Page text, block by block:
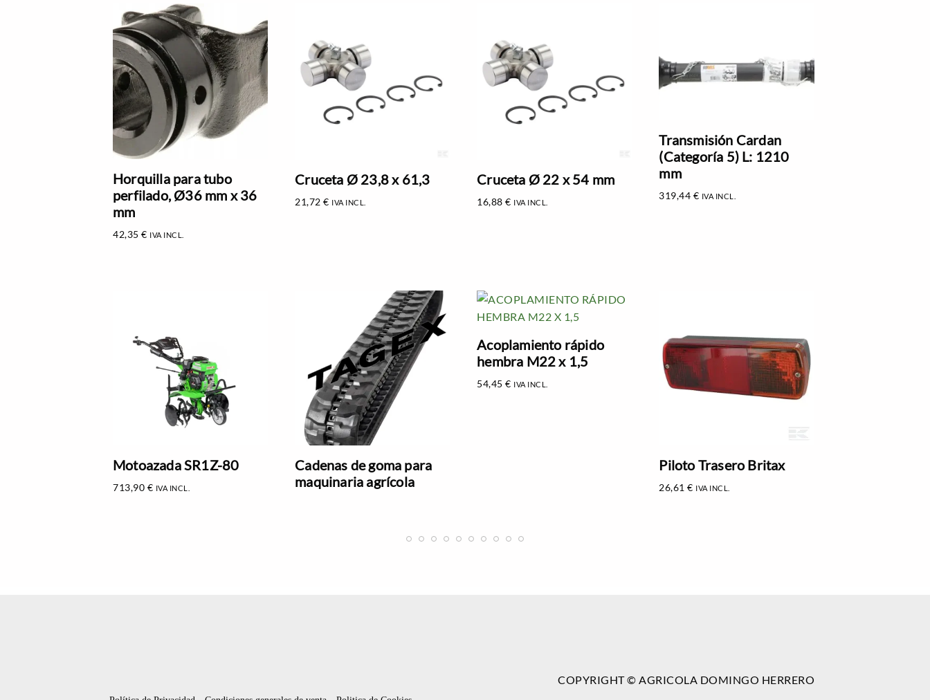
Horquilla para tubo
perfilado, Ø36 mm x 36
mm
42,35 € IVA INCL.
Cruceta Ø 23,8 x 61,3
21,72€ IVA INCL.
Cruceta Ø 22 x 54 mm
16,88€ IVA INCL.
Transmisión Cardan
(Categoría 5) L: 1210
mm
319,44 € IVA INCL.
Motoazada SR1Z-80
713,90 € IVA INCL.
Cadenas de goma para
maquinaria agrícola
Acoplamiento rápido
hembra M22 x 1,5
54,45€ IVA INCL.
Piloto Trasero Britax
26,61€ IVA INCL.
COPYRIGHT © AGRICOLA DOMINGO HERRERO